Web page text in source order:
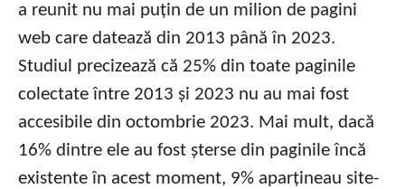
a reunit nu mai puțin de un milion de pagini
web care datează din 2013 până în 2023.
Studiul precizează că 25% din toate paginile
colectate între 2013 și 2023 nu au mai fost
accesibile din octombrie 2023. Mai mult, dacă
16% dintre ele au fost șterse din paginile încă
existente în acest moment, 9% aparțineau site-